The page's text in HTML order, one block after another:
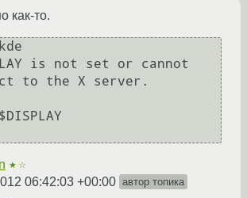
как-то.
is not set or cannot
to the X server.
★☆
06:42:03 +00:00 автор топика